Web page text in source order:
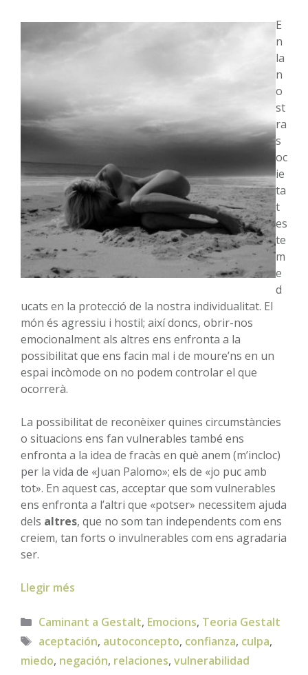
E
n
la
n
o
st
ra
s
oc
ie
ta
t
es
te
m
e
d
ucats en la protecció de la nostra individualitat. El
món és agressiu i hostil; així doncs, obrir-nos
emocionalment als altres ens enfronta a la
possibilitat que ens facin mal i de moure’ns en un
espai incòmode on no podem controlar el que
ocorrerà.
La possibilitat de reconèixer quines circumstàncies
o situacions ens fan vulnerables també ens
enfronta a la idea de fracàs en què anem (m’incloc)
per la vida de «Juan Palomo»; els de «jo puc amb
tot». En aquest cas, acceptar que som vulnerables
ens enfronta a l’altri que «potser» necessitem ajuda
dels altres, que no som tan independents com ens
creiem, tan forts o invulnerables com ens agradaria
ser.
Llegir més
Categories
Caminant a Gestalt, Emocions, Teoria Gestalt
Etiquetes
aceptación, autoconcepto, confianza, culpa,
miedo, negación, relaciones, vulnerabilidad